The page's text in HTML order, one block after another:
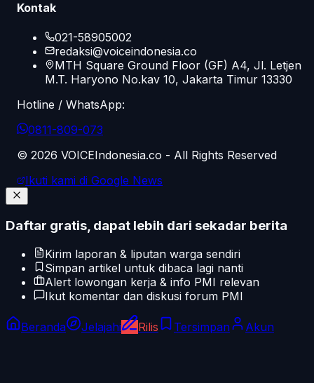
Kontak
021-58905002
redaksi@voiceindonesia.co
MTH Square Ground Floor (GF) A4, Jl. Letjen
M.T. Haryono No.kav 10, Jakarta Timur 13330
Hotline / WhatsApp:
0811-809-073
© 2026 VOICEIndonesia.co - All Rights Reserved
Ikuti kami di Google News
Daftar gratis, dapat lebih dari sekadar berita
Kirim laporan & liputan warga sendiri
Simpan artikel untuk dibaca lagi nanti
Alert lowongan kerja & info PMI relevan
Ikut komentar dan diskusi forum PMI
Beranda Jelajahi Rilis Tersimpan Akun